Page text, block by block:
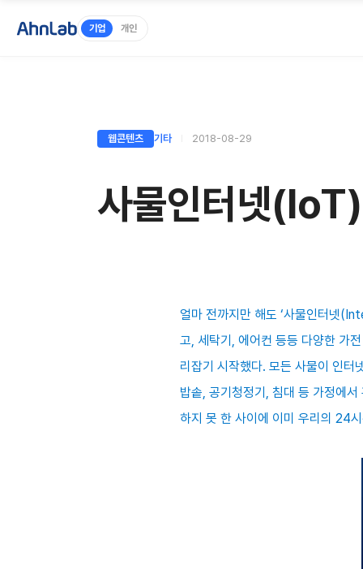
기업 개인
웹콘텐츠 기타 2018-08-29
사물인터넷
얼마 전까지만 해도 ‘사물인터넷
고, 세탁기, 에어컨 등등 다양한 가
리잡기 시작했다. 모든 사물이 인
밥솥, 공기청정기, 침대 등 가정에
하지 못 한 사이에 이미 우리의 24